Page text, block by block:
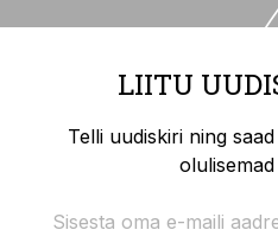
LIITU
Telli uudiskiri ning